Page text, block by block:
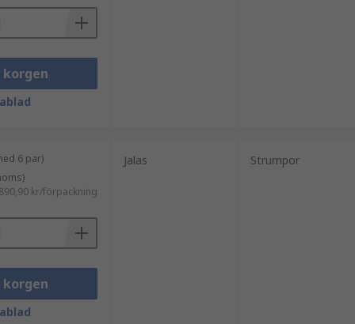
korgen
6 par)
kr/förpackning
korgen
Jalas Strumpor